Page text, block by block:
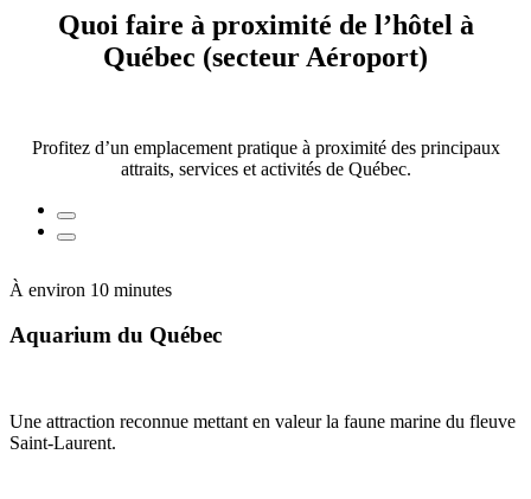
Quoi faire à proximité de l’hôtel à
Québec (secteur Aéroport)
Profitez d’un emplacement pratique à proximité des principaux
attraits, services et activités de Québec.
À environ 10 minutes
Aquarium du Québec
Une attraction reconnue mettant en valeur la faune marine du fleuve
Saint-Laurent.